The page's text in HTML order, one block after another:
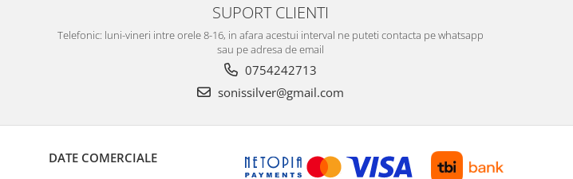
SUPORT CLIENTI
Telefonic: luni-vineri intre orele 8-16, in afara acestui interval ne puteti contacta pe whatsapp
sau pe adresa de email
0754242713
sonissilver@gmail.com
DATE COMERCIALE